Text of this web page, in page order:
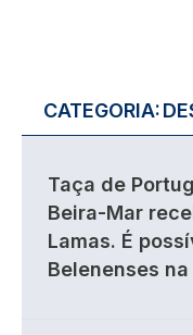
CATEGORIA:
Taça de
Beira-Mar
Lamas. É
Belenenses